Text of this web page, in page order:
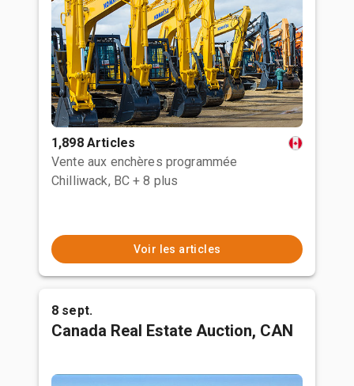
1,898 Articles
Vente aux enchères programmée
Chilliwack, BC + 8 plus
Voir les articles
8 sept.
Canada Real Estate Auction, CAN